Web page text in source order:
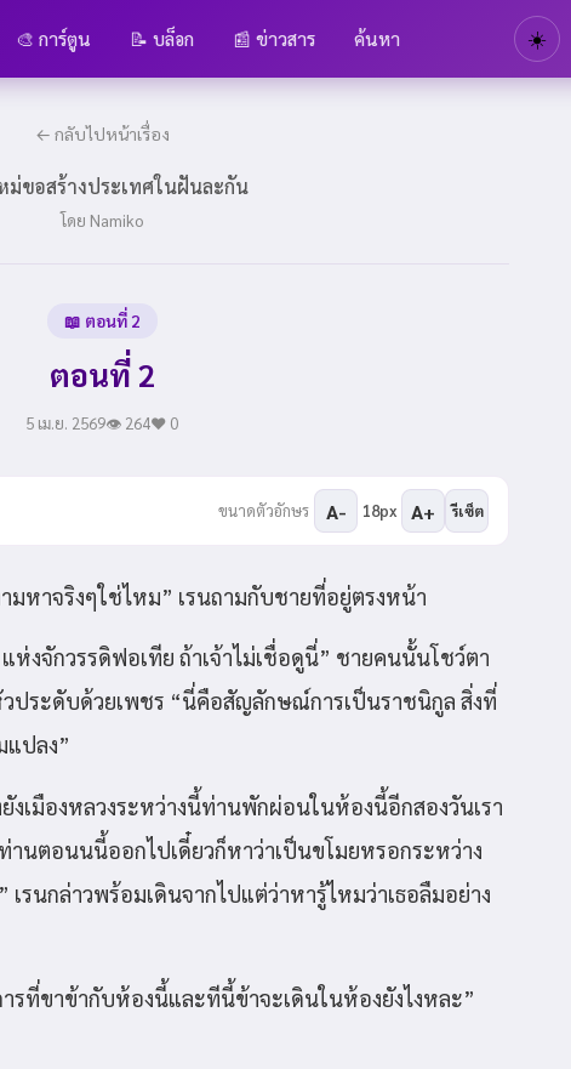
🎨 การ์ตูน 📝 บล็อก 📰 ข่าวสาร ค้นหา ☀️
← กลับไปหน้าเรื่อง
ม่ขอสร้างประเทศในฝันละกัน
โดย Namiko
📖 ตอนที่ 2
ตอนที่ 2
5 เม.ย. 2569👁 264❤️ 0
ขนาดตัวอักษร A- 18px A+ รีเซ็ต
มหาจริงๆใช่ไหม” เรนถามกับชายที่อยู่ตรงหน้า
งจักวรรดิฟอเทีย ถ้าเจ้าไม่เชื่อดูนี่” ชายคนนั้นโชว์ตา
ประดับด้วยเพชร “นี่คือสัญลักษณ์การเป็นราชนิกูล สิ่งที่
ปลง”
งเมืองหลวงระหว่างนี้ท่านพักผ่อนในห้องนี้อีกสองวันเรา
านตอนนนี้ออกไปเดี๋ยวก็หาว่าเป็นขโมยหรอกระหว่าง
รนกล่าวพร้อมเดินจากไปแต่ว่าหารู้ไหมว่าเธอลืมอย่าง
รที่ขาข้ากับห้องนี้และทีนี้ข้าจะเดินในห้องยังไงหละ”